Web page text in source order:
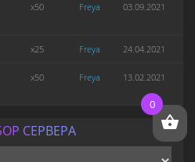
x50 Freya 03.09.2021
x25 Freya 24.04.2021
x50 Freya 13.02.2021
СЕРВЕРА
0